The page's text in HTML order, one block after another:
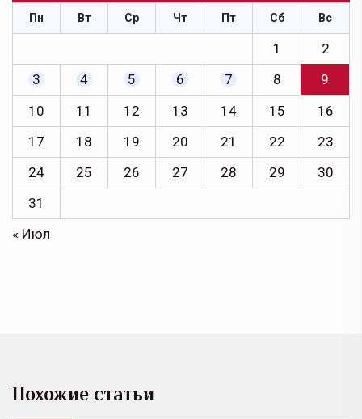
Пн Вт Ср Чт Пт Сб Вс
1
2
3
4 5 6 7 8
9
10
11 12 13 14 15
16
17
18 19 20 21 22
23
24
25 26 27 28 29
30
31
« Июл
Похожие статьи